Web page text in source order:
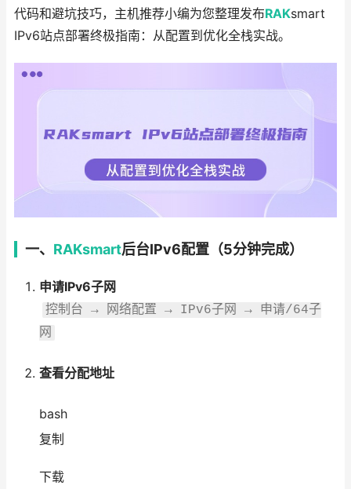
代码和避坑技巧，主机推荐小编为您整理发布RAKsmart
IPv6站点部署终极指南：从配置到优化全栈实战。
一、 RAKsmart后台IPv6配置（5分钟完成）
申请IPv6子网
控制台 → 网络配置 → IPv6子网 → 申请/64子
网
查看分配地址
bash
复制
下载